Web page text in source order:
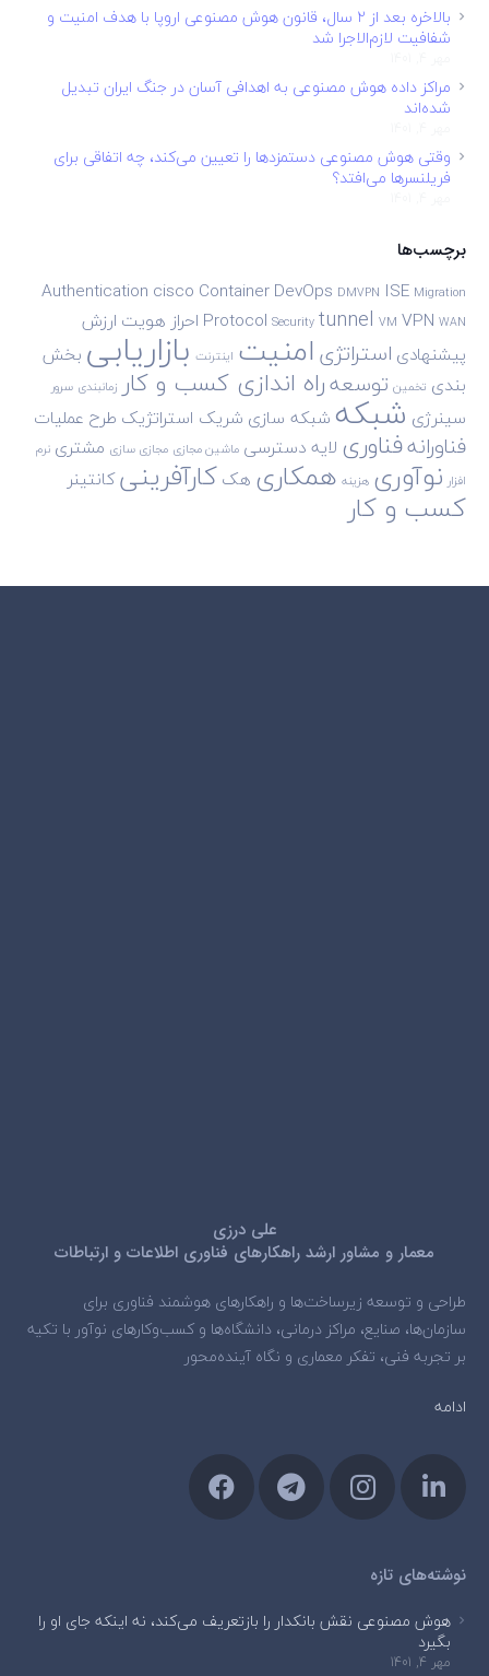
بالاخره بعد از ۲ سال، قانون هوش مصنوعی اروپا با هدف امنیت و
شفافیت لازم‌الاجرا شد
مراکز داده هوش مصنوعی به اهدافی آسان در جنگ ایران تبدیل
شده‌اند
وقتی هوش مصنوعی دستمزدها را تعیین می‌کند، چه اتفاقی برای
فریلنسرها می‌افتد؟
برچسب‌ها
Authentication cisco ContainerDevOps DMVPN ISE Migration
Protocol Security tunnel VM VPN WAN احراز هویت ارزش
پیشنهادی استراتژی امنیت اینترنت بازاریابیبخش
بندی تخمین توسعهراه اندازی کسب و کار زمانبندی سرور
سینرژی شبکه شبکه سازی شریک استراتژیک طرح عملیات
فناورانهفناوری لایه دسترسی ماشین مجازی مجازی سازی مشتری نرم
افزار نوآوری هزینه همکاری هککارآفرینیکانتینر
کسب و کار
علی درزی
معمار و مشاور ارشد راهکارهای فناوری اطلاعات و ارتباطات
طراحی و توسعه زیرساخت‌ها و راهکارهای هوشمند فناوری برای
سازمان‌ها، صنایع، مراکز درمانی، دانشگاه‌ها و کسب‌وکارهای نوآور با تکیه
بر تجربه فنی، تفکر معماری و نگاه آینده‌محور
ادامه
نوشته‌های تازه
هوش مصنوعی نقش بانکدار را بازتعریف می‌کند، نه اینکه جای او را
بگیرد
مهر 4, 1401